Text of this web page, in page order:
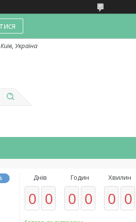
Київ, Україна
Днів
0 0
Годин
0 0
Хвилин
0 0